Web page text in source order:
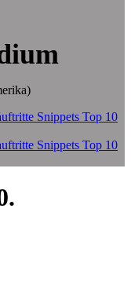
Snippets Top 10
Snippets Top 10